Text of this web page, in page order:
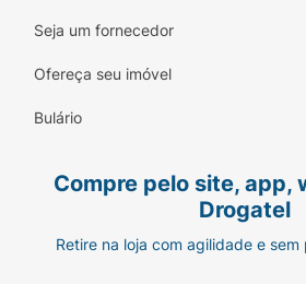
Seja um fornecedor
Ofereça seu imóvel
Bulário
Compre pelo site, app,
Drogatel
Retire na loja com agilidade e